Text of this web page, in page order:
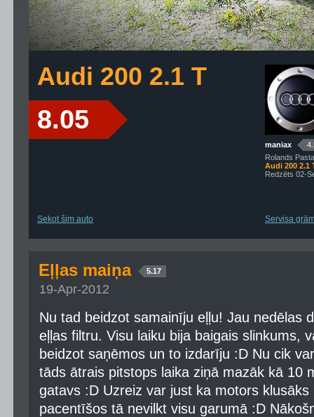
Audi 200 2.1 T
8.05
Sekot šim auto
maniax
Rolands
Audi 200 2.1
Redzēts 02-
Servisa
Eļļas maiņa 5.17
19-Apr-2012
Nu tad beidzot samainīju eļļu! Jau nedēlas
eļļas filtru. Visu laiku bija baigais slinkums,
beidzot saņēmos un to izdarīju :D Nu cik
tāds ātrais pitstops laika ziņā mazāk kā 10
gatavs :D Uzreiz var just ka motors klusāks
pacentīšos tā nevilkt visu garumā :D